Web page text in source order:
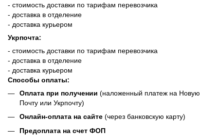
- стоимость доставки по тарифам перевозчика
- доставка в отделение
- доставка курьером
Укрпочта:
- стоимость доставки по тарифам перевозчика
- доставка в отделение
- доставка курьером
Способы оплаты:
Оплата при получении (наложенный платеж на Новую
Почту или Укрпочту)
Онлайн-оплата на сайте (через банковскую карту)
Предоплата на счет ФОП